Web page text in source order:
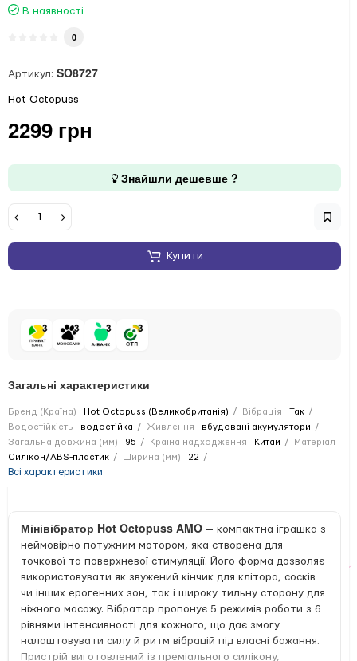
В наявності
0
Артикул: SO8727
Hot Octopuss
2299 грн
Знайшли дешевше ?
Купити
Загальні характеристики
Бренд (Країна) Hot Octopuss (Великобританія) Вібрація
Так
Водостійкість
водостійка Живлення
вбудовані акумулятори
Загальна довжина (мм)
95 Країна надходження Китай
Матеріал
Силікон/ABS-пластик
Ширина (мм) 22
Всі характеристики
Мінівібратор Hot Octopuss AMO — компактна іграшка з
неймовірно потужним мотором, яка створена для
точкової та поверхневої стимуляції. Його форма дозволяє
використовувати як звужений кінчик для клітора, сосків
чи інших ерогенних зон, так і широку тильну сторону для
ніжного масажу. Вібратор пропонує 5 режимів роботи з 6
рівнями інтенсивності для кожного, що дає змогу
налаштовувати силу й ритм вібрацій під власні бажання.
Пристрій виготовлений із преміального силікону,